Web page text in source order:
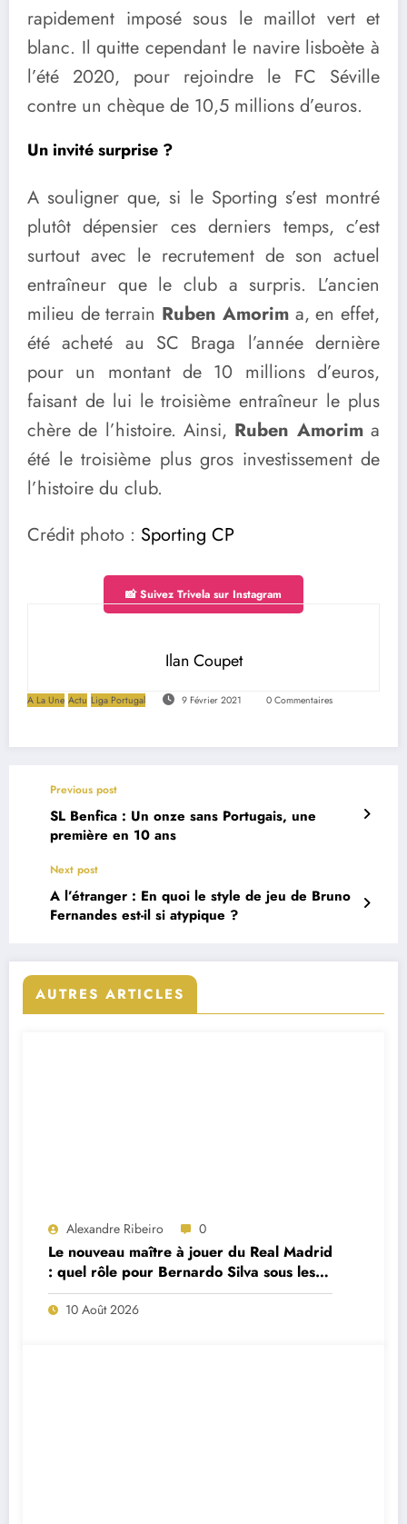
rapidement imposé sous le maillot vert et
blanc. Il quitte cependant le navire lisboète à
l’été 2020, pour rejoindre le FC Séville
contre un chèque de 10,5 millions d’euros.
Un invité surprise ?
A souligner que, si le Sporting s’est montré
plutôt dépensier ces derniers temps, c’est
surtout avec le recrutement de son actuel
entraîneur que le club a surpris. L’ancien
milieu de terrain Ruben Amorim a, en effet,
été acheté au SC Braga l’année dernière
pour un montant de 10 millions d’euros,
faisant de lui le troisième entraîneur le plus
chère de l’histoire. Ainsi, Ruben Amorima
été le troisième plus gros investissement de
l’histoire du club.
Crédit photo : Sporting CP
📸 Suivez Trivela sur Instagram
Ilan Coupet
A La Une Actu Liga Portugal 9 Février 2021 0 Commentaires
Previous post
SL Benfica : Un onze sans Portugais, une
première en 10 ans
Next post
A l’étranger : En quoi le style de jeu de Bruno
Fernandes est-il si atypique ?
AUTRES ARTICLES
Alexandre Ribeiro 0
Le nouveau maître à jouer du Real Madrid
: quel rôle pour Bernardo Silva sous les
ordres de José Mourinho ?
10 Août 2026